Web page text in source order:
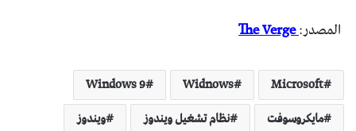
المصدر:The Verge
Microsoft
Widnows
Windows 9
مايكروسوفت
نظام تشغيل ويندوز
ويندوز